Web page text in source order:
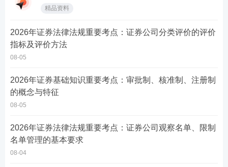
精品资料
2026年证券法律法规重要考点：证券公司分类评价的评价
指标及评价方法
08-05
2026年证券基础知识重要考点：审批制、核准制、注册制
的概念与特征
08-05
2026年证券法律法规重要考点：证券公司观察名单、限制
名单管理的基本要求
08-04